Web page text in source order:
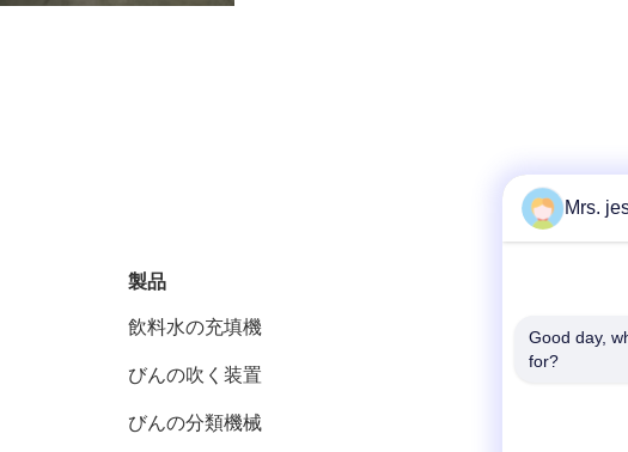
製品
飲料水の充填機
びんの吹く装置
びんの分類機械
テ
Mrs.
Good day,
for?